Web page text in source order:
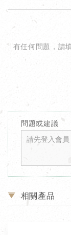
有任何問題，請
問題或建議
相關產品